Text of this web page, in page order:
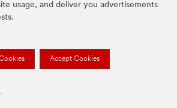
usage, and deliver you advertisements
Accept Cookies